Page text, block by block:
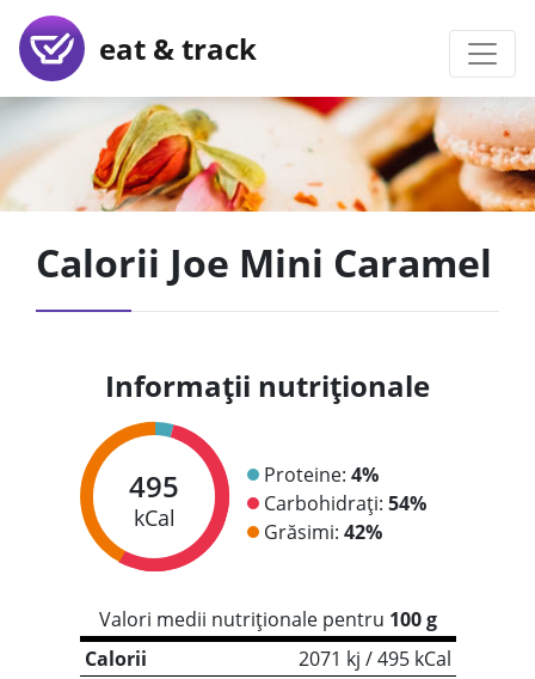
eat & track
Calorii Joe Mini Caramel
Informații nutriționale
495
kCal
Proteine: 4%
Carbohidrați: 54%
Grăsimi: 42%
Valori medii nutriționale pentru 100 g
Calorii
2071 kj / 495 kCal